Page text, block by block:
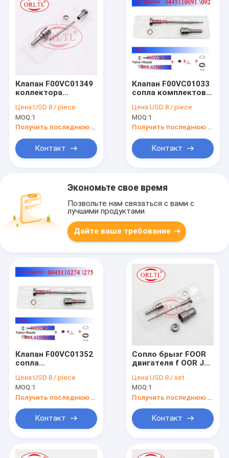
Клапан F00VC01349
коллектора
топлива
комплектов для
ремонта
инжектора топлива
ORLTL (0433171921)
Цена:USD 8 / piece
MOQ:1
Получить последнюю цену
Контакт
Клапан F00VC01033
сопла комплектов
DLLA156P1114
коллектора
системы впрыска
(0433171719)
дизельный для
0445110091
Цена:USD 8 / piece
MOQ:1
Получить последнюю цену
Контакт
Экономьте свое время
Позвольте нам связаться с вами с
лучшими продуктами.
Дайте ваше требование
Клапан F00VC01352
сопла
системы подачи
топлива ORLTL
(0433171982) Neddle
на Hyundai
0445110274
0445110275
Цена:USD 8 / piece
MOQ:1
Контакт
Сопло брызг FOOR
двигателя f OOR J03
ремонта
дизельного топлива
FOORJ03141 J03 141
DLLA137P1577 на
IVECO 0445120075
Цена:USD 8 / set
MOQ:1
Контакт